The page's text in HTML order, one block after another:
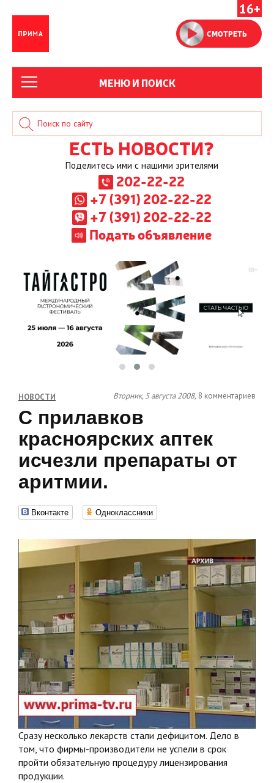
16+
СМОТРЕТЬ
МЕНЮ И ПОИСК
ЕСТЬ НОВОСТИ?
Поделитесь ими с нашими зрителями
202-22-22
+7 (391) 202-22-22
+7 (391) 202-22-22
Подать объявление
НОВОСТИ Вторник, 5 августа 2008, 8 комментариев
С прилавков
красноярских аптек
исчезли препараты от
аритмии.
Вконтакте Одноклассники
Сразу несколько лекарств стали дефицитом. Дело в
том, что фирмы-производители не успели в срок
пройти обязательную процедуру лицензирования
продукции.